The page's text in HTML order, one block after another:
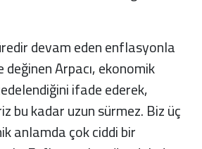
devam eden enflasyonla
Arpacı, ekonomik
ifade ederek,
bu kadar uzun sürmez. Biz üç
anlamda çok ciddi bir